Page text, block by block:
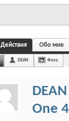
Действия Обо мне
DEAN Фото
DEAN
One 4